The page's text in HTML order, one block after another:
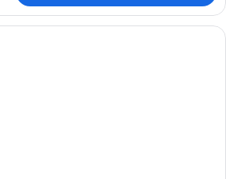
Habitación de hotel con una cama